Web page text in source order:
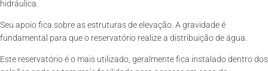
hidráulica.
Seu apoio fica sobre as estruturas de elevação. A gravidade é
fundamental para que o reservatório realize a distribuição de água.
Este reservatório é o mais utilizado, geralmente fica instalado dentro dos